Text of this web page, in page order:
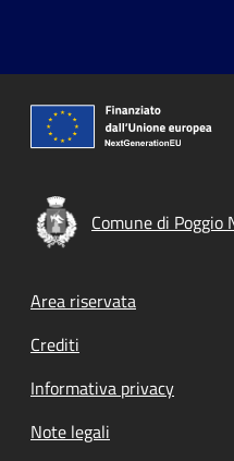
Comune di Poggio
Footer menu
Area riservata
Crediti
Informativa privacy
Note legali